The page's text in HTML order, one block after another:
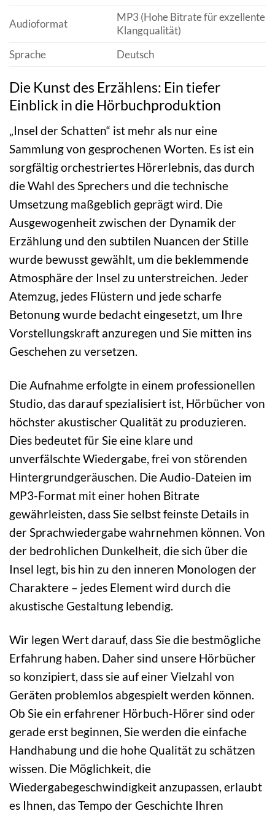
Audioformat
MP3 (Hohe Bitrate für exzellente
Klangqualität)
Sprache
Deutsch
Die Kunst des Erzählens: Ein tiefer
Einblick in die Hörbuchproduktion
„Insel der Schatten“ ist mehr als nur eine
Sammlung von gesprochenen Worten. Es ist ein
sorgfältig orchestriertes Hörerlebnis, das durch
die Wahl des Sprechers und die technische
Umsetzung maßgeblich geprägt wird. Die
Ausgewogenheit zwischen der Dynamik der
Erzählung und den subtilen Nuancen der Stille
wurde bewusst gewählt, um die beklemmende
Atmosphäre der Insel zu unterstreichen. Jeder
Atemzug, jedes Flüstern und jede scharfe
Betonung wurde bedacht eingesetzt, um Ihre
Vorstellungskraft anzuregen und Sie mitten ins
Geschehen zu versetzen.
Die Aufnahme erfolgte in einem professionellen
Studio, das darauf spezialisiert ist, Hörbücher von
höchster akustischer Qualität zu produzieren.
Dies bedeutet für Sie eine klare und
unverfälschte Wiedergabe, frei von störenden
Hintergrundgeräuschen. Die Audio-Dateien im
MP3-Format mit einer hohen Bitrate
gewährleisten, dass Sie selbst feinste Details in
der Sprachwiedergabe wahrnehmen können. Von
der bedrohlichen Dunkelheit, die sich über die
Insel legt, bis hin zu den inneren Monologen der
Charaktere – jedes Element wird durch die
akustische Gestaltung lebendig.
Wir legen Wert darauf, dass Sie die bestmögliche
Erfahrung haben. Daher sind unsere Hörbücher
so konzipiert, dass sie auf einer Vielzahl von
Geräten problemlos abgespielt werden können.
Ob Sie ein erfahrener Hörbuch-Hörer sind oder
gerade erst beginnen, Sie werden die einfache
Handhabung und die hohe Qualität zu schätzen
wissen. Die Möglichkeit, die
Wiedergabegeschwindigkeit anzupassen, erlaubt
es Ihnen, das Tempo der Geschichte Ihren